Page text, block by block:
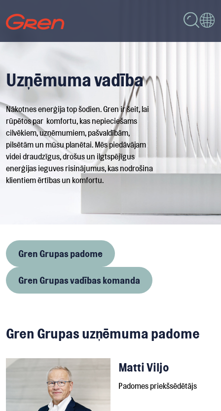
Uzņēmuma vadība
Nākotnes enerģija top šodien. Gren ir šeit, lai
rūpētos par komfortu, kas nepieciešams
cilvēkiem, uzņēmumiem, pašvaldībām,
pilsētām un mūsu planētai. Mēs piedāvājam
videi draudzīgus, drošus un ilgtspējīgus
enerģijas ieguves risinājumus, kas nodrošina
klientiem ērtības un komfortu.
Gren Grupas padome
Gren Grupas vadības komanda
Gren Grupas uzņēmuma padome
Matti Viljo
Padomes priekšsēdētājs